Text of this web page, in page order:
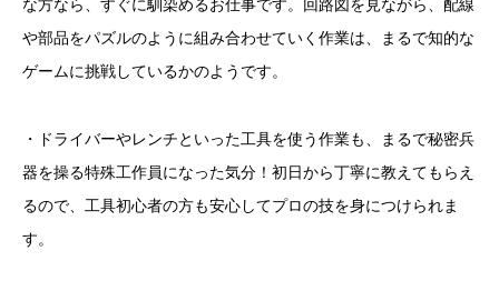
や部品をパズルのように組み合わせていく作業は、まるで知的な
ゲームに挑戦しているかのようです。
・ドライバーやレンチといった工具を使う作業も、まるで秘密兵
器を操る特殊工作員になった気分！初日から丁寧に教えてもらえ
るので、工具初心者の方も安心してプロの技を身につけられま
す。